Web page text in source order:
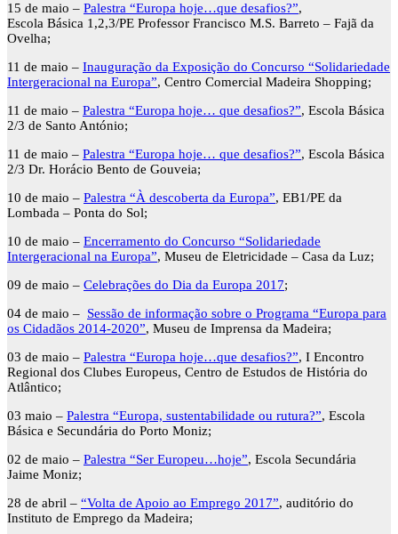
15 de maio – Palestra “Europa hoje…que desafios?”,
Escola Básica 1,2,3/PE Professor Francisco M.S. Barreto – Fajã da
Ovelha;
11 de maio – Inauguração da Exposição do Concurso “Solidariedade
Intergeracional na Europa”, Centro Comercial Madeira Shopping;
11 de maio – Palestra “Europa hoje… que desafios?”, Escola Básica
2/3 de Santo António;
11 de maio – Palestra “Europa hoje… que desafios?”, Escola Básica
2/3 Dr. Horácio Bento de Gouveia;
10 de maio – Palestra “À descoberta da Europa”, EB1/PE da
Lombada – Ponta do Sol;
10 de maio – Encerramento do Concurso “Solidariedade
Intergeracional na Europa”, Museu de Eletricidade – Casa da Luz;
09 de maio – Celebrações do Dia da Europa 2017;
04 de maio – Sessão de informação sobre o Programa “Europa para
os Cidadãos 2014-2020”, Museu de Imprensa da Madeira;
03 de maio – Palestra “Europa hoje…que desafios?”, I Encontro
Regional dos Clubes Europeus, Centro de Estudos de História do
Atlântico;
03 maio – Palestra “Europa, sustentabilidade ou rutura?”, Escola
Básica e Secundária do Porto Moniz;
02 de maio – Palestra “Ser Europeu…hoje”, Escola Secundária
Jaime Moniz;
28 de abril – “Volta de Apoio ao Emprego 2017”, auditório do
Instituto de Emprego da Madeira;